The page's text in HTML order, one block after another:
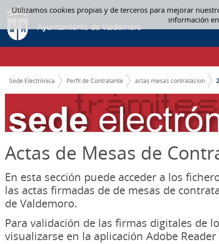
Utilizamos cookies propias y de terceros para mejorar
información
Saltar al contenido
2019 - ACTAS MESAS CONTRATACION
CAMINO DE MIGAS
Sede Electrónica Perfil de Contratante actas mesas contratacion
Actas de Mesas de
En esta sección puede acceder a los
las actas firmadas de de mesas de
de Valdemoro.
Para validación de las firmas digitales de
visualizarse en la aplicación Adobe Reader